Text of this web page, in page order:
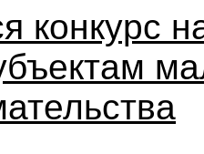
конкурс